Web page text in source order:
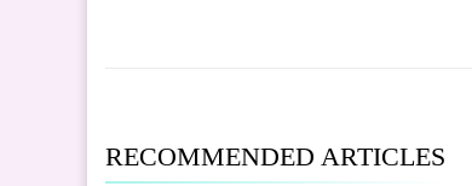
RECOMMENDED ARTICLES